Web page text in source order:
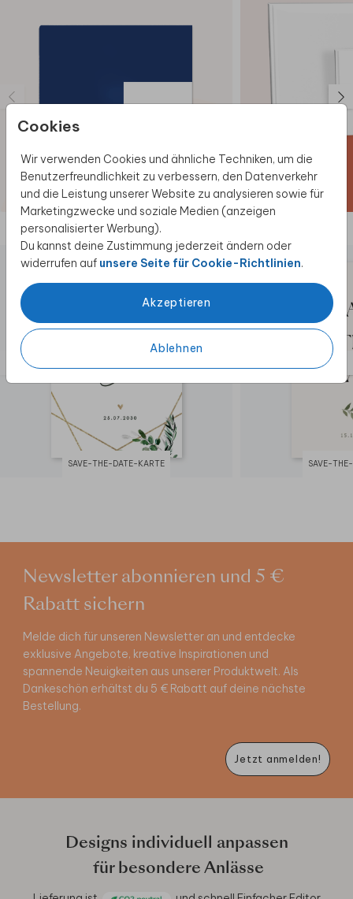
Cookies
Wir verwenden Cookies und ähnliche Techniken, um die
Benutzerfreundlichkeit zu verbessern, den Datenverkehr
und die Leistung unserer Website zu analysieren sowie für
Marketingzwecke und soziale Medien (anzeigen
personalisierter Werbung).
Du kannst deine Zustimmung jederzeit ändern oder
widerrufen auf unsere Seite für Cookie-Richtlinien.
Akzeptieren
Ablehnen
Dazu empfehlen wir stylische Kartenhalter aus
echtem Holz, um die Karte in voller Pracht zu
Wir haben auch viele andere Produkte mit
diesem Design im Sortiment. Sollte es für dein
für dich um! Kontaktiere dazu einfach unseren
Kundenservice.
Bei quadratische Karten fällt ggf. ein anderes
Briefporto an. Alle Infos findest du auf der
Website der Deutschen Post
Format erhältst du Umschläge in der Größe
14x12,5 cm. Format ändern ist möglich.
Diese Produkte könnten dir auch gefallen
SAVE-THE-DATE-KARTE SAVE-
Newsletter abonnieren und 5 €
Rabatt sichern
Melde dich für unseren Newsletter an und entdecke
exklusive Angebote, kreative Inspirationen und
spannende Neuigkeiten aus unserer Produktwelt. Als
Dankeschön erhältst du 5 € Rabatt auf deine nächste
Bestellung.
Jetzt anmelden!
Designs individuell anpassen
für besondere Anlässe